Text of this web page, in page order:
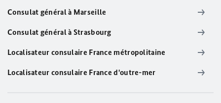
Consulat général à Marseille
Consulat général à Strasbourg
Localisateur consulaire France métropolitaine
Localisateur consulaire France d'outre-mer